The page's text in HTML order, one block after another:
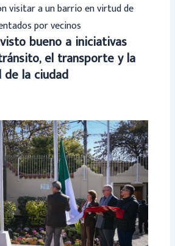
visitar a un barrio en virtud de
por vecinos
bueno a iniciativas
el transporte y la
la ciudad